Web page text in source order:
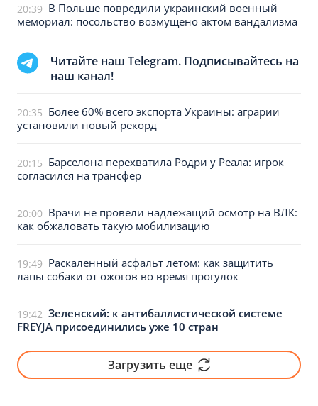
20:39 В Польше повредили украинский военный
мемориал: посольство возмущено актом вандализма
Читайте наш Telegram. Подписывайтесь на
наш канал!
20:35 Более 60% всего экспорта Украины: аграрии
установили новый рекорд
20:15 Барселона перехватила Родри у Реала: игрок
согласился на трансфер
20:00 Врачи не провели надлежащий осмотр на ВЛК:
как обжаловать такую мобилизацию
19:49 Раскаленный асфальт летом: как защитить
лапы собаки от ожогов во время прогулок
19:42 Зеленский: к антибаллистической системе
FREYJA присоединились уже 10 стран
Загрузить еще